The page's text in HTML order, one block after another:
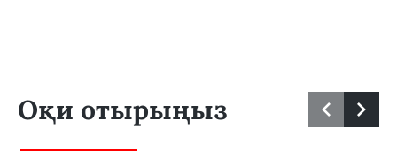
Оқи отырыңыз